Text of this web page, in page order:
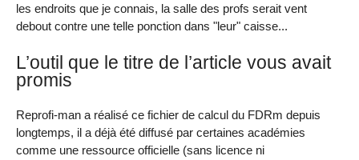
les endroits que je connais, la salle des profs serait vent
debout contre une telle ponction dans "leur" caisse...
L’outil que le titre de l’article vous avait
promis
Reprofi-man a réalisé ce fichier de calcul du FDRm depuis
longtemps, il a déjà été diffusé par certaines académies
comme une ressource officielle (sans licence ni